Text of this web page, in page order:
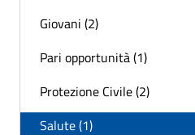
Giovani (2)
Pari opportunità (1)
Protezione Civile (2)
Salute (1)